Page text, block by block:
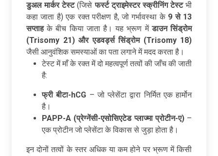
डुअलमार्करटेस्ट(जिसेफर्स्टट्राइमेस्टरस्क्रीनिंगटेस्टभी
कहा जाता है) एक रक्त परीक्षण है, जो गर्भावस्था के 9से 13
सप्ताहके बीच किया जाता है। यह भ्रूण मेंडाउनसिंड्रोम
(Trisomy 21) औरएडवर्ड्ससिंड्रोम (Trisomy 18)
जैसी आनुवंशिक समस्याओं का पता लगाने में मदद करता है।
टेस्ट में माँ के रक्त में दो महत्वपूर्ण तत्वों की जाँच की जाती
है:
फ्रीबीटा-hCG – जो प्लेसेंटा द्वारा निर्मित एक हार्मोन
है।
PAPP-A (प्रेग्नेंसी-एसोसिएटेडप्लाज्माप्रोटीन-ए)–
एक प्रोटीन जो प्लेसेंटा के विकास से जुड़ा होता है।
इन दोनों तत्वों के स्तर अधिक या कम होने पर भ्रूण में किसी